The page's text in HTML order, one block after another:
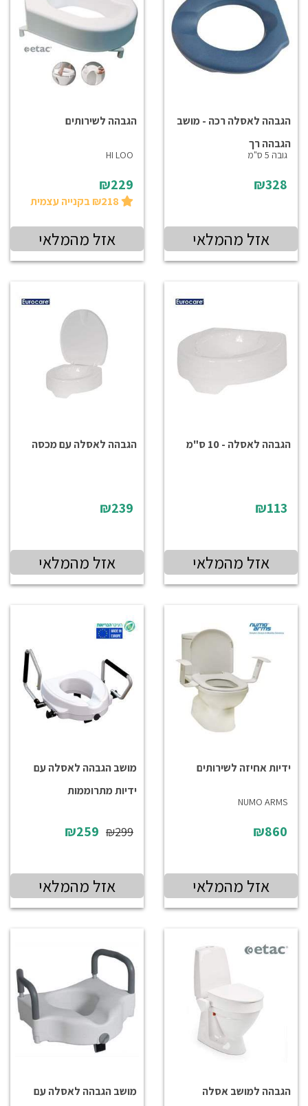
הגבהה לאסלה רכה - מושב
הגבהה רך
גובה 5 ס"מ
₪328
אזל מהמלאי
הגבהה לשירותים
HI LOO
₪229
אזל מהמלאי
הגבהה לאסלה - 10 ס"מ
₪113
אזל מהמלאי
הגבהה לאסלה עם מכסה
₪239
אזל מהמלאי
ידיות אחיזה לשירותים
NUMO ARMS
₪860
אזל מהמלאי
מושב הגבהה לאסלה עם
ידיות מתרוממות
₪259 ₪299
אזל מהמלאי
הגבהה למושב אסלה
מושב הגבהה לאסלה עם